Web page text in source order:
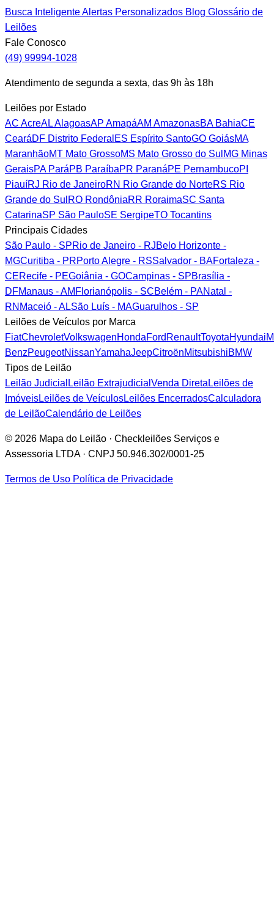
Busca InteligenteAlertas Personalizados Blog Glossário de
Leilões
Fale Conosco
(49) 99994-1028
Atendimento de segunda a sexta, das 9h às 18h
Leilões por Estado
AC AcreALAlagoasAP AmapáAM AmazonasBABahiaCE
CearáDF Distrito Federal ES Espírito SantoGO GoiásMA
MaranhãoMT Mato GrossoMS Mato Grosso do Sul MG Minas
GeraisPAParáPB ParaíbaPR ParanáPE PernambucoPI
PiauíRJ Rio de JaneiroRN Rio Grande do NorteRS Rio
Grande do Sul RO RondôniaRR RoraimaSC Santa
CatarinaSP São PauloSE SergipeTO Tocantins
Principais Cidades
São Paulo - SPRio de Janeiro - RJBelo Horizonte -
MGCuritiba - PRPorto Alegre - RSSalvador - BAFortaleza -
CERecife - PEGoiânia - GOCampinas - SPBrasília -
DFManaus - AM Florianópolis - SCBelém - PANatal -
RN Maceió - ALSão Luís - MAGuarulhos - SP
Leilões de Veículos por Marca
FiatChevroletVolkswagenHondaFord RenaultToyotaHyundai
BenzPeugeotNissanYamahaJeepCitroënMitsubishiBMW
Tipos de Leilão
Leilão Judicial Leilão Extrajudicial Venda DiretaLeilões de
ImóveisLeilões de VeículosLeilões EncerradosCalculadora
de LeilãoCalendário de Leilões
© 2026 Mapa do Leilão · Checkleilões Serviços e
Assessoria LTDA · CNPJ 50.946.302/0001-25
Termos de Uso Política de Privacidade